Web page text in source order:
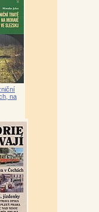
Pokorný)
–
na